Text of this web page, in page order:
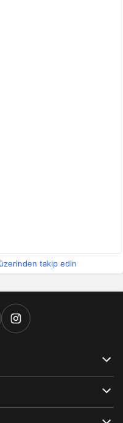
takip edin